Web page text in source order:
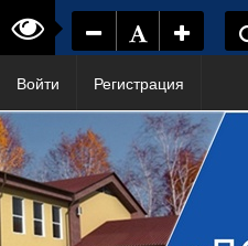
Войти Регистрация